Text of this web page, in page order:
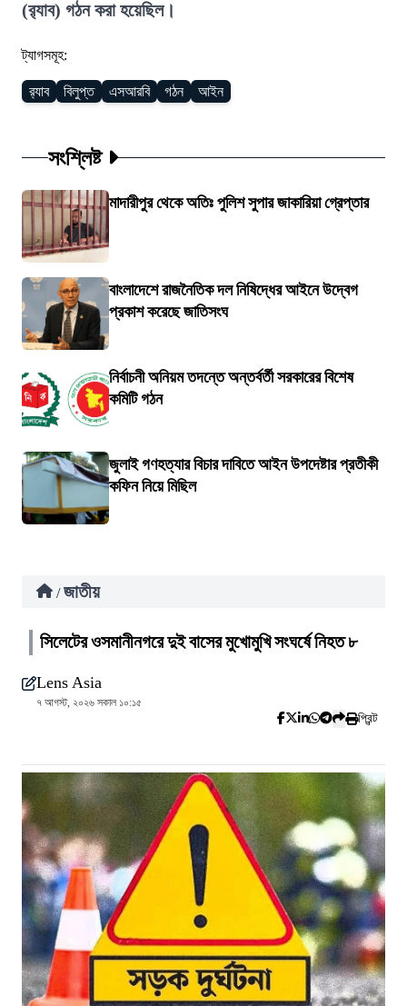
(র‍্যাব) গঠন করা হয়েছিল।
ট্যাগসমূহ:
র‍্যাব বিলুপ্ত এসআরবি গঠন আইন
সংশ্লিষ্ট
মাদারীপুর থেকে অতিঃ পুলিশ সুপার জাকারিয়া গ্রেপ্তার
বাংলাদেশে রাজনৈতিক দল নিষিদ্ধের আইনে উদ্বেগ
প্রকাশ করেছে জাতিসংঘ
নির্বাচনী অনিয়ম তদন্তে অন্তর্বর্তী সরকারের বিশেষ
কমিটি গঠন
জুলাই গণহত্যার বিচার দাবিতে আইন উপদেষ্টার প্রতীকী
কফিন নিয়ে মিছিল
/ জাতীয়
সিলেটের ওসমানীনগরে দুই বাসের মুখোমুখি সংঘর্ষে নিহত ৮
Lens Asia
৭ আগস্ট, ২০২৬ সকাল ১০:১৫
প্রিন্ট